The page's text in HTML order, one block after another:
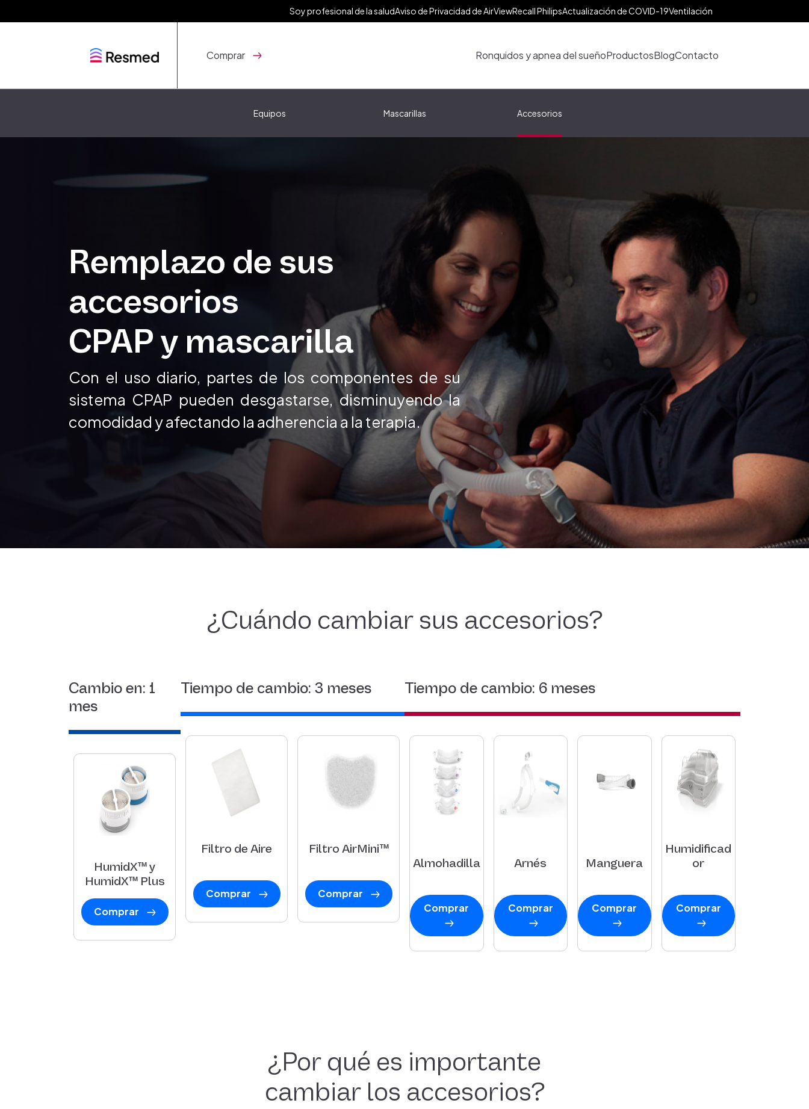
Soy profesional de la saludAviso de Privacidad de AirViewRecall PhilipsActualización de COVID-19Ventilación
Comprar Ronquidos y apnea del sueñoProductosBlogContacto
Equipos Mascarillas Accesorios
Remplazo de sus
accesorios
CPAP y mascarilla
Con el uso diario, partes de los componentes de su
sistema CPAP pueden desgastarse, disminuyendo la
comodidad y afectando la adherencia a la terapia.
¿Cuándo cambiar sus accesorios?
Cambio en: 1
mes
HumidX™ y
HumidX™ Plus
Comprar
Tiempo de cambio: 3 meses
Filtro de Aire
Comprar
Filtro AirMini™
Comprar
Tiempo de cambio: 6 meses
Almohadilla
Comprar
Arnés
Comprar
Manguera
Comprar
Humidificad
or
Comprar
¿Por qué es importante
cambiar los accesorios?